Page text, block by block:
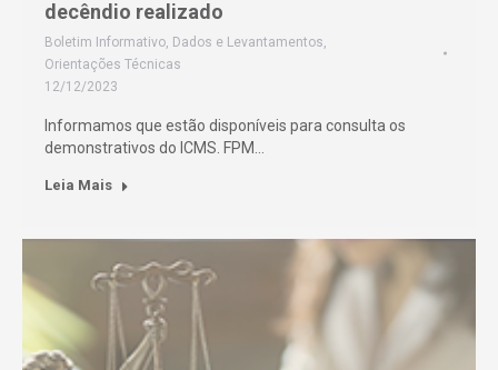
decêndio realizado
Boletim Informativo, Dados e Levantamentos,
Orientações Técnicas
12/12/2023
Informamos que estão disponíveis para consulta os
demonstrativos do ICMS. FPM…
Leia Mais